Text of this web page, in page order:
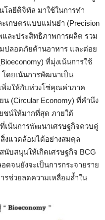
ลยีดิจิทัล มาใช้ในการทำ
ะเกษตรแบบแม่นยำ (Precision
ละประสิทธิภาพการผลิต รวม
ลอดภัยด้านอาหาร และต่อย
ที่มุ่งเน้นการใช้
โดยเน้นการพัฒนาเป็น
พิ่มให้กับห่วงโซ่คุณค่าภาค
น (Circular Economy) ที่คำนึง
ชน์ให้มากที่สุด ภายใต้
ที่เน้นการพัฒนาเศรษฐกิจควบคู่
งแวดล้อมได้อย่างสมดุล
นับสนุนให้เกิดเศรษฐกิจ BCG
จนยังจะเป็นการกระจายราย
รช่วยลดความเหลื่อมล้ำใน